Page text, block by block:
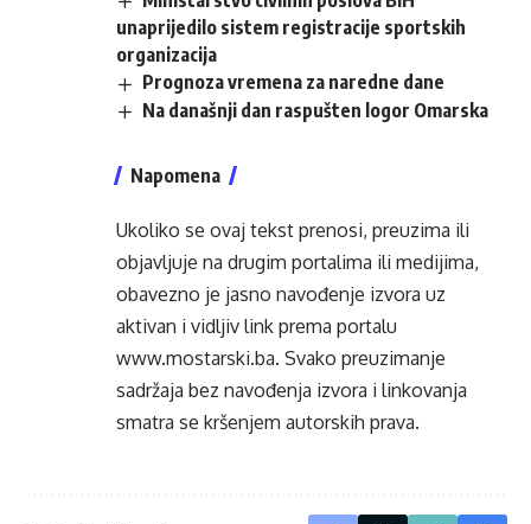
unaprijedilo sistem registracije sportskih
organizacija
Prognoza vremena za naredne dane
Na današnji dan raspušten logor Omarska
Napomena
Ukoliko se ovaj tekst prenosi, preuzima ili
objavljuje na drugim portalima ili medijima,
obavezno je jasno navođenje izvora uz
aktivan i vidljiv link prema portalu
www.mostarski.ba. Svako preuzimanje
sadržaja bez navođenja izvora i linkovanja
smatra se kršenjem autorskih prava.